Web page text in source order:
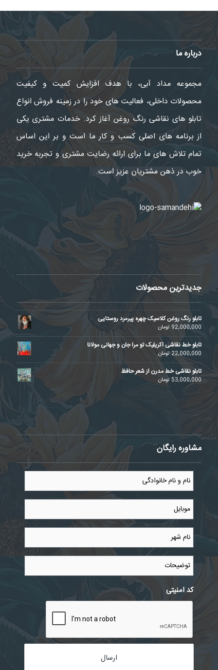
درباره ما
مجموعه مداد آبی، با هدف افزایش کمیت و کیفیت
محصولات داخلی، فعالیت های خود را در زمینه فروش انواع
تابلو های نقاشی رنگ روغن آغاز کرد. خدمات مشتری یکی
از برنامه های اصلی کسب و کار ما است و بر این اساس
تمام تلاش های ما برای ارائه رضایت مشتری و تجربه خرید
خوب در ذهن مشتریان عزیز است.
جدیدترین محصولات
تابلو رنگ روغن کلاسیک چهره پیرمرد روستایی
92,000,000 تومان
تابلو خط نقاشی اکریلیک تو مرا جان و جهانی مولانا
22,000,000تومان
تابلو نقاشی خط مدرن از شعر حافظ
53,000,000 تومان
مشاوره رایگان
نام
نام
خانوادگی* موبایل
نام
شهر *
توضیحات
کد امنیتی